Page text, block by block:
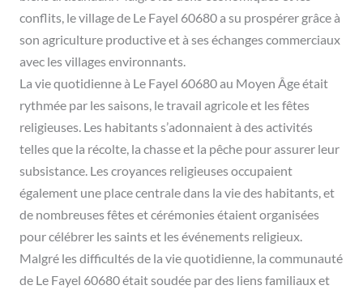
conflits, le village de Le Fayel 60680 a su prospérer grâce à
son agriculture productive et à ses échanges commerciaux
avec les villages environnants.
La vie quotidienne à Le Fayel 60680 au Moyen Âge était
rythmée par les saisons, le travail agricole et les fêtes
religieuses. Les habitants s’adonnaient à des activités
telles que la récolte, la chasse et la pêche pour assurer leur
subsistance. Les croyances religieuses occupaient
également une place centrale dans la vie des habitants, et
de nombreuses fêtes et cérémonies étaient organisées
pour célébrer les saints et les événements religieux.
Malgré les difficultés de la vie quotidienne, la communauté
de Le Fayel 60680 était soudée par des liens familiaux et